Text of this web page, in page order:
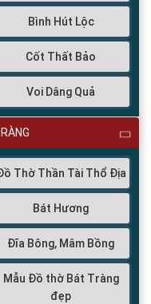
Bình Hút Lộc
Cốt Thất Bảo
Voi Dâng Quả
Thờ Thần Tài Thổ Địa
Bát Hương
Đĩa Bông, Mâm Bồng
Mẫu Đồ thờ Bát Tràng
đẹp